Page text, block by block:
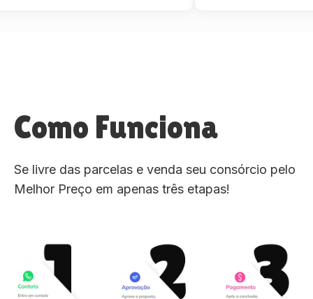
Como Funciona
Se livre das parcelas e venda seu consórcio pelo
Melhor Preço em apenas três etapas!